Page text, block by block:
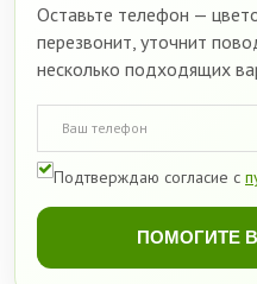
Оставьте телефон —
перезвонит, уточнит
несколько подходящих
Подтверждаю согласие с
ПОМОГИТЕ